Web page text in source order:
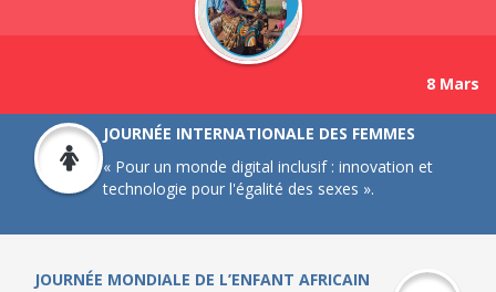
8 Mars
JOURNÉE INTERNATIONALE DES FEMMES
« Pour un monde digital inclusif : innovation et
technologie pour l'égalité des sexes ».
JOURNÉE MONDIALE DE L’ENFANT AFRICAIN